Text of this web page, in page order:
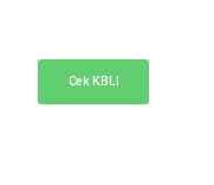
Cek KBLI